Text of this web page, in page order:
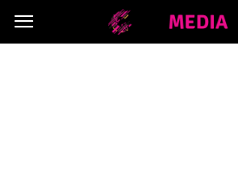
Copymedia.pl